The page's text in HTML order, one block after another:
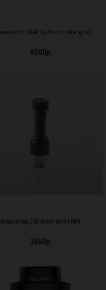
DotShell by Atmizoo Marigold
9500р.
Атомайзер DSX Kontrl MKRII RBA
2650р.